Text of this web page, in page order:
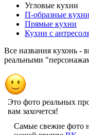
Угловые кухни
П-образные кухни
Прямые кухни
Кухни с
Все названия кухонь
реальными
Это фото реальных
вам захочется!
Самые свежие фото